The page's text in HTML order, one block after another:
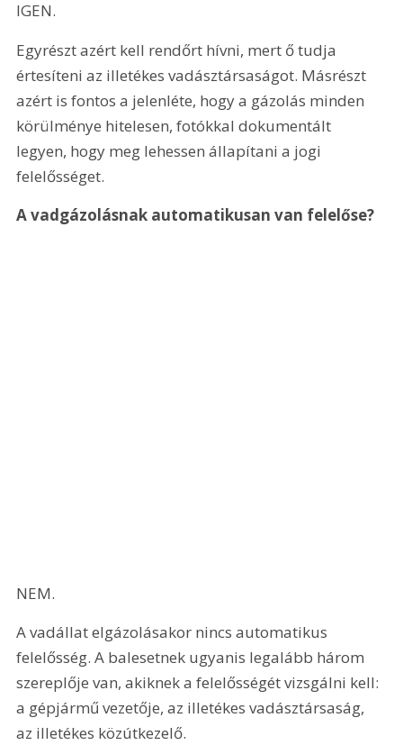
IGEN.
Egyrészt azért kell rendőrt hívni, mert ő tudja
értesíteni az illetékes vadásztársaságot. Másrészt
azért is fontos a jelenléte, hogy a gázolás minden
körülménye hitelesen, fotókkal dokumentált
legyen, hogy meg lehessen állapítani a jogi
felelősséget.
A vadgázolásnak automatikusan van felelőse?
NEM.
A vadállat elgázolásakor nincs automatikus
felelősség. A balesetnek ugyanis legalább három
szereplője van, akiknek a felelősségét vizsgálni kell:
a gépjármű vezetője, az illetékes vadásztársaság,
az illetékes közútkezelő.